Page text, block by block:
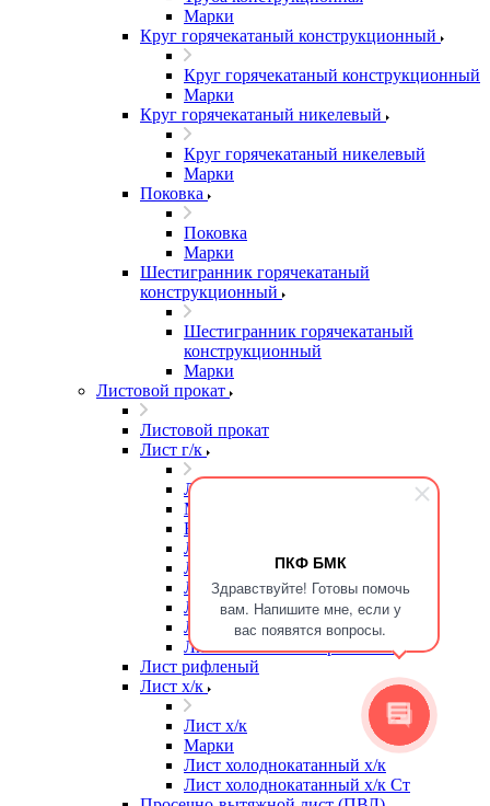
ПКФ БМК
Здравствуйте! Готовы помочь
вам. Напишите мне, если у
вас появятся вопросы.
Марки
Круг горячекатаный конструкционный
Круг горячекатаный конструкционный
Марки
Круг горячекатаный никелевый
Круг горячекатаный никелевый
Марки
Поковка
Поковка
Марки
Шестигранник горячекатаный
конструкционный
Шестигранник горячекатаный
конструкционный
Марки
Листовой прокат
Листовой прокат
Лист г/к
Лист г/к
Марки
Высокопрочная сталь
Лист г/к
Лист г/к Ст3
Лист г/к износостойкий
Лист г/к конструкционный
Лист г/к мостостроительный
Лист г/к низколегированный
Лист рифленый
Лист х/к
Лист х/к
Марки
Лист холоднокатанный х/к
Лист холоднокатанный х/к Ст